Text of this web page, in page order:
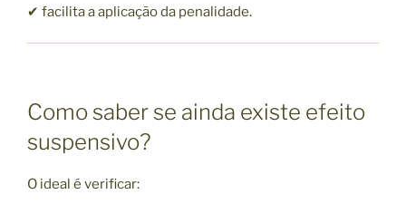
✔ facilita a aplicação da penalidade.
Como saber se ainda existe efeito
suspensivo?
O ideal é verificar: